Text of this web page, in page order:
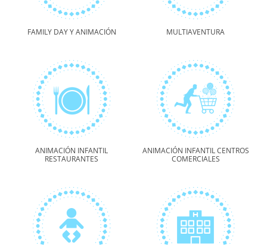
FAMILY DAY Y ANIMACIÓN MULTIAVENTURA
ANIMACIÓN INFANTIL
RESTAURANTES
ANIMACIÓN INFANTIL CENTROS
COMERCIALES